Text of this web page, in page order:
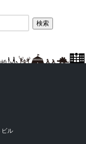
ビル